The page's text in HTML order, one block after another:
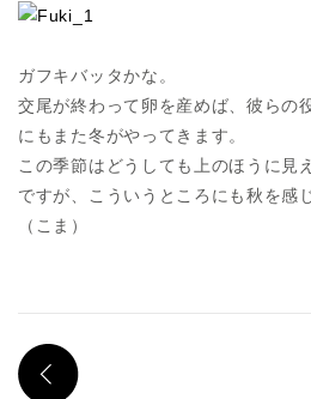
ガフキバッタかな。
交尾が終わって卵を産めば、彼らの
にもまた冬がやってきます。
この季節はどうしても上のほうに見
ですが、こういうところにも秋を
（こま）